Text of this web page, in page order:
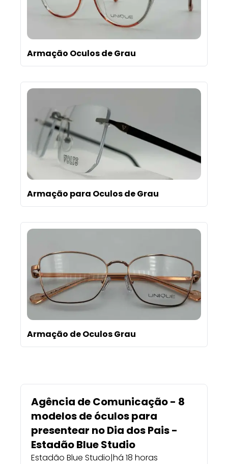
Armação Oculos de Grau
Armação para Oculos de Grau
Armação de Oculos Grau
Agência de Comunicação - 8
modelos de óculos para
presentear no Dia dos Pais -
Estadão Blue Studio
Estadão Blue Studio|há 18 horas